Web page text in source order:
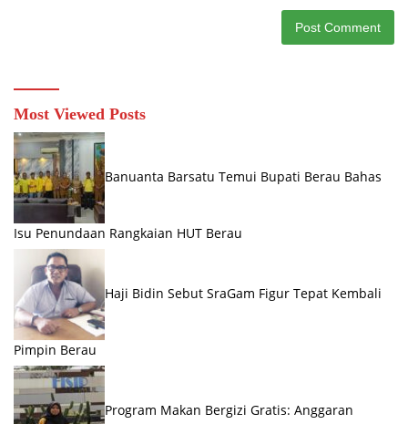
Most Viewed Posts
Banuanta Barsatu Temui Bupati Berau Bahas
Isu Penundaan Rangkaian HUT Berau
Haji Bidin Sebut SraGam Figur Tepat Kembali
Pimpin Berau
Program Makan Bergizi Gratis: Anggaran